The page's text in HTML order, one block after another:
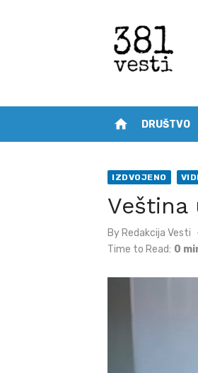
home DRUŠTVO
IZDVOJENO
Veština
By Redakcija Vesti
Time to Read: 0